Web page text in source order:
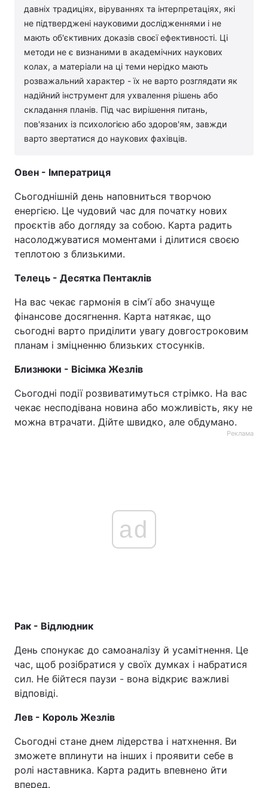
давніх традиціях, віруваннях та інтерпретаціях, які
не підтверджені науковими дослідженнями і не
мають об'єктивних доказів своєї ефективності. Ці
методи не є визнаними в академічних наукових
колах, а матеріали на ці теми нерідко мають
розважальний характер - їх не варто розглядати як
надійний інструмент для ухвалення рішень або
складання планів. Під час вирішення питань,
пов'язаних із психологією або здоров'ям, завжди
варто звертатися до наукових фахівців.
Овен - Імператриця
Сьогоднішній день наповниться творчою
енергією. Це чудовий час для початку нових
проєктів або догляду за собою. Карта радить
насолоджуватися моментами і ділитися своєю
теплотою з близькими.
Телець - Десятка Пентаклів
На вас чекає гармонія в сім'ї або значуще
фінансове досягнення. Карта натякає, що
сьогодні варто приділити увагу довгостроковим
планам і зміцненню близьких стосунків.
Близнюки - Вісімка Жезлів
Сьогодні події розвиватимуться стрімко. На вас
чекає несподівана новина або можливість, яку не
можна втрачати. Дійте швидко, але обдумано.
Реклама
ad
Рак - Відлюдник
День спонукає до самоаналізу й усамітнення. Це
час, щоб розібратися у своїх думках і набратися
сил. Не бійтеся паузи - вона відкриє важливі
відповіді.
Лев - Король Жезлів
Сьогодні стане днем лідерства і натхнення. Ви
зможете вплинути на інших і проявити себе в
ролі наставника. Карта радить впевнено йти
вперед.